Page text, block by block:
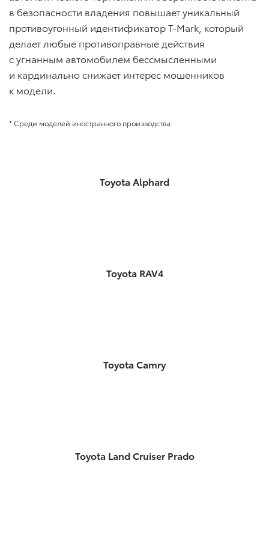
в безопасности владения повышает уникальный
противоугонный идентификатор T-Mark, который
делает любые противоправные действия
с угнанным автомобилем бессмысленными
и кардинально снижает интерес мошенников
к модели.
* Среди моделей иностранного производства
Toyota Alphard
Toyota RAV4
Toyota Camry
Toyota Land Cruiser Prado